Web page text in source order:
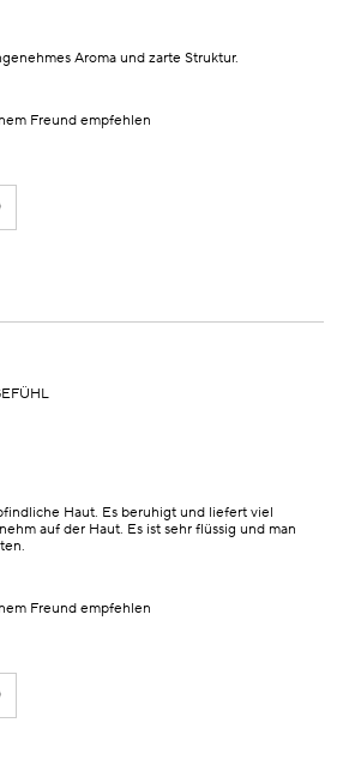
Aroma und zarte Struktur.
Freund empfehlen
Haut. Es beruhigt und liefert viel
auf der Haut. Es ist sehr flüssig und man
Freund empfehlen